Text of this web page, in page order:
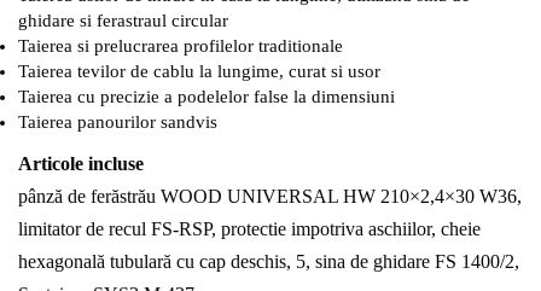
ghidare si ferastraul circular
Taierea si prelucrarea profilelor traditionale
Taierea tevilor de cablu la lungime, curat si usor
Taierea cu precizie a podelelor false la dimensiuni
Taierea panourilor sandvis
Articole incluse
pânză de ferăstrău WOOD UNIVERSAL HW 210×2,4×30 W36,
limitator de recul FS-RSP, protectie impotriva aschiilor, cheie
hexagonală tubulară cu cap deschis, 5, sina de ghidare FS 1400/2,